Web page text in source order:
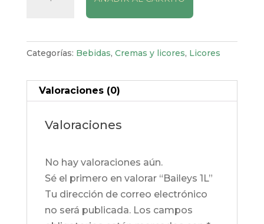
Categorías: Bebidas, Cremas y licores, Licores
Valoraciones (0)
Valoraciones
No hay valoraciones aún.
Sé el primero en valorar “Baileys 1L”
Tu dirección de correo electrónico
no será publicada. Los campos